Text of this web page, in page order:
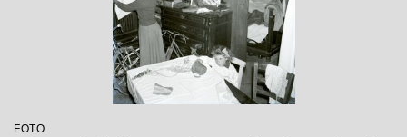
FOTO